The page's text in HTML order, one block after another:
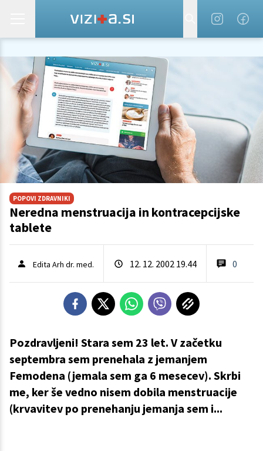
POPOVI ZDRAVNIKI
Neredna menstruacija in kontracepcijske
tablete
Edita Arh dr. med. 12. 12. 2002 19.44 0
Pozdravljeni! Stara sem 23 let. V začetku
septembra sem prenehala z jemanjem
Femodena (jemala sem ga 6 mesecev). Skrbi
me, ker še vedno nisem dobila menstruacije
(krvavitev po prenehanju jemanja sem i...